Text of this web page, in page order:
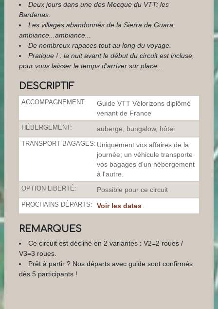
Deux jours dans une des Mecque du VTT: les
Bardenas.
Les villages abandonnés de la Sierra de Guara,
ambiance...ambiance...
De nombreux rapaces tout au long du voyage.
Pratique ! : la nuit avant le début du circuit est incluse,
pour vous laisser le temps d'arriver sur place...
DESCRIPTIF
ACCOMPAGNEMENT:
Guide VTT Vélorizons diplômé
venant de France
HÉBERGEMENT: auberge, bungalow, hôtel
TRANSPORT BAGAGES: Uniquement vos affaires de la
journée; un véhicule transporte
vos bagages d'un hébergement
à l'autre.
OPTION LIBERTÉ: Possible pour ce circuit
PROCHAINS DÉPARTS: Voir les dates
REMARQUES
Ce circuit est décliné en 2 variantes : V2=2 roues /
V3=3 roues.
Prêt à partir ? Nos départs avec guide sont confirmés
dès 5 participants !